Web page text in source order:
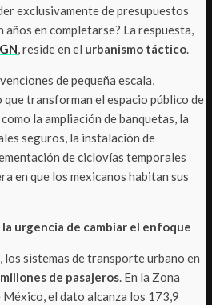
exclusivamente de presupuestos
años en completarse? La respuesta,
, reside en el urbanismo táctico.
de pequeña escala,
transforman el espacio público de
la ampliación de banquetas, la
seguros, la instalación de
de ciclovías temporales
en que los mexicanos habitan sus
urgencia de cambiar el enfoque
los sistemas de transporte urbano en
de pasajeros. En la Zona
el dato alcanza los 173,9